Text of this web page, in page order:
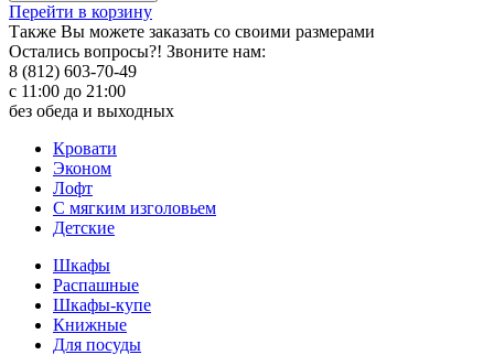
Перейти в корзину
Также Вы можете заказать со своими размерами
Остались вопросы?! Звоните нам:
8 (812) 603-70-49
с 11:00 до 21:00
без обеда и выходных
Кровати
Эконом
Лофт
С мягким изголовьем
Детские
Шкафы
Распашные
Шкафы-купе
Книжные
Для посуды